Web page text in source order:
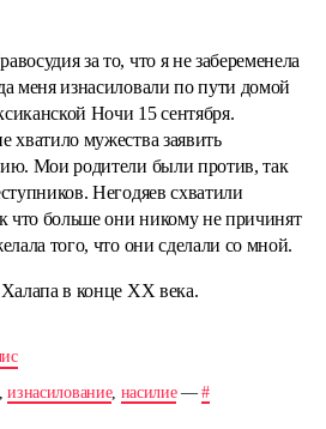
за то, что я не забеременела
меня изнасиловали по пути домой
Ночи 15 сентября.
хватило мужества заявить
Мои родители были против, так
Негодяев схватили
что больше они никому не причинят
того, что они сделали со мной.
в конце XX века.
,изнасилование, насилие—#